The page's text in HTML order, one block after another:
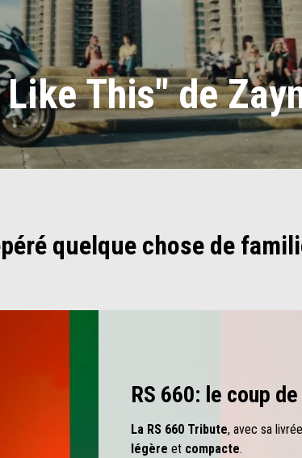
This" de
quelque chose de
RS 660: le coup
La RS 660 Tribute, avec sa
légère et compacte.